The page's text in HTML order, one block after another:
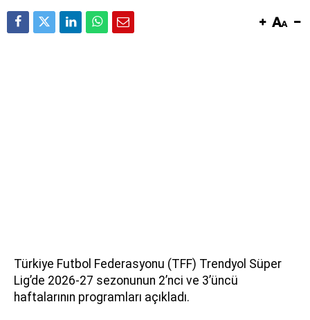
Türkiye Futbol Federasyonu (TFF) Trendyol Süper
Lig’de 2026-27 sezonunun 2’nci ve 3’üncü
haftalarının programları açıkladı.